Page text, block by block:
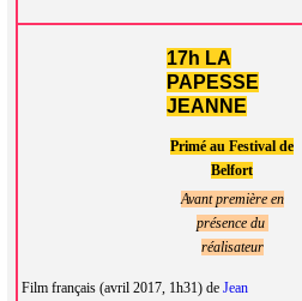
17h LA
PAPESSE
JEANNE
Primé au Festival de
Belfort
Avant première en
présence du
réalisateur
Film français (avril 2017, 1h31) deJean